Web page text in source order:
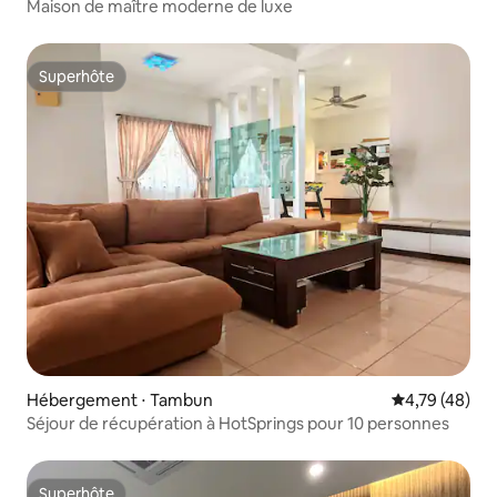
Maison de maître moderne de luxe
Superhôte
Superhôte
Hébergement ⋅ Tambun Évaluation
4,79 (48)
Séjour de récupération à HotSprings pour 10 personnes